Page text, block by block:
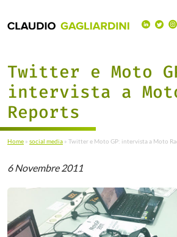
Twitter e Moto
intervista a
Reports
Home » social media » Twitter e Moto GP: intervista a Moto
6 Novembre 2011